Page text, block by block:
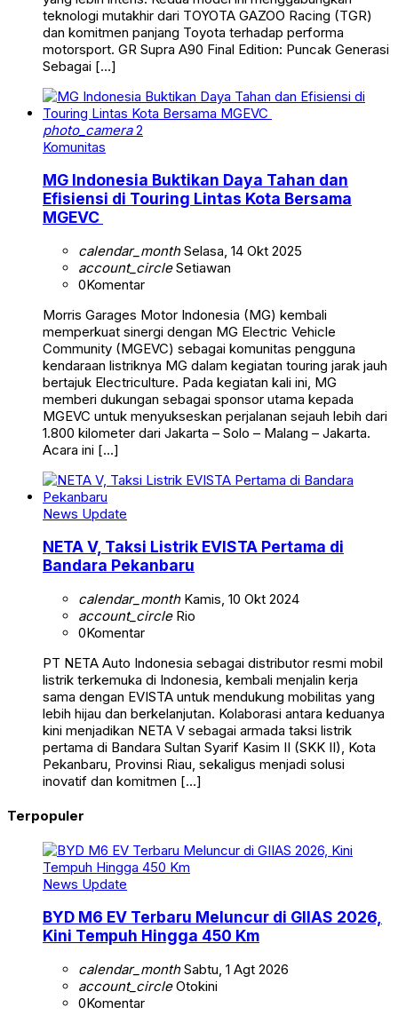
teknologi mutakhir dari TOYOTA GAZOO Racing (TGR)
dan komitmen panjang Toyota terhadap performa
motorsport. GR Supra A90 Final Edition: Puncak Generasi
Sebagai […]
photo_camera2
Komunitas
MG Indonesia Buktikan Daya Tahan dan
Efisiensi di Touring Lintas Kota Bersama
MGEVC
calendar_monthSelasa, 14 Okt 2025
account_circleSetiawan
0Komentar
Morris Garages Motor Indonesia (MG) kembali
memperkuat sinergi dengan MG Electric Vehicle
Community (MGEVC) sebagai komunitas pengguna
kendaraan listriknya MG dalam kegiatan touring jarak jauh
bertajuk Electriculture. Pada kegiatan kali ini, MG
memberi dukungan sebagai sponsor utama kepada
MGEVC untuk menyukseskan perjalanan sejauh lebih dari
1.800 kilometer dari Jakarta – Solo – Malang – Jakarta.
Acara ini […]
News Update
NETA V, Taksi Listrik EVISTA Pertama di
Bandara Pekanbaru
calendar_monthKamis, 10 Okt 2024
account_circleRio
0Komentar
PT NETA Auto Indonesia sebagai distributor resmi mobil
listrik terkemuka di Indonesia, kembali menjalin kerja
sama dengan EVISTA untuk mendukung mobilitas yang
lebih hijau dan berkelanjutan. Kolaborasi antara keduanya
kini menjadikan NETA V sebagai armada taksi listrik
pertama di Bandara Sultan Syarif Kasim II (SKK II), Kota
Pekanbaru, Provinsi Riau, sekaligus menjadi solusi
inovatif dan komitmen […]
Terpopuler
News Update
BYD M6 EV Terbaru Meluncur di GIIAS 2026,
Kini Tempuh Hingga 450 Km
calendar_monthSabtu, 1 Agt 2026
account_circleOtokini
0Komentar